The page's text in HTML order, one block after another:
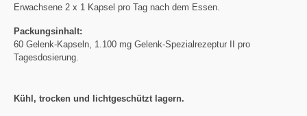
Erwachsene 2 x 1 Kapsel pro Tag nach dem Essen.
Packungsinhalt:
60 Gelenk-Kapseln, 1.100 mg Gelenk-Spezialrezeptur II pro
Tagesdosierung.
Kühl, trocken und lichtgeschützt lagern.